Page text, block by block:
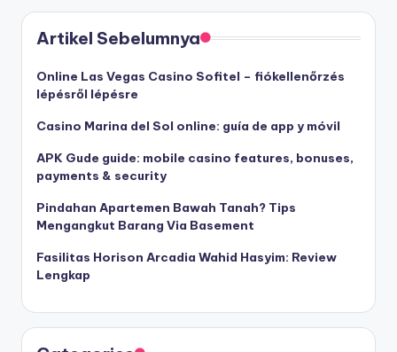
Artikel Sebelumnya
Online Las Vegas Casino Sofitel – fiókellenőrzés
lépésről lépésre
Casino Marina del Sol online: guía de app y móvil
APK Gude guide: mobile casino features, bonuses,
payments & security
Pindahan Apartemen Bawah Tanah? Tips
Mengangkut Barang Via Basement
Fasilitas Horison Arcadia Wahid Hasyim: Review
Lengkap